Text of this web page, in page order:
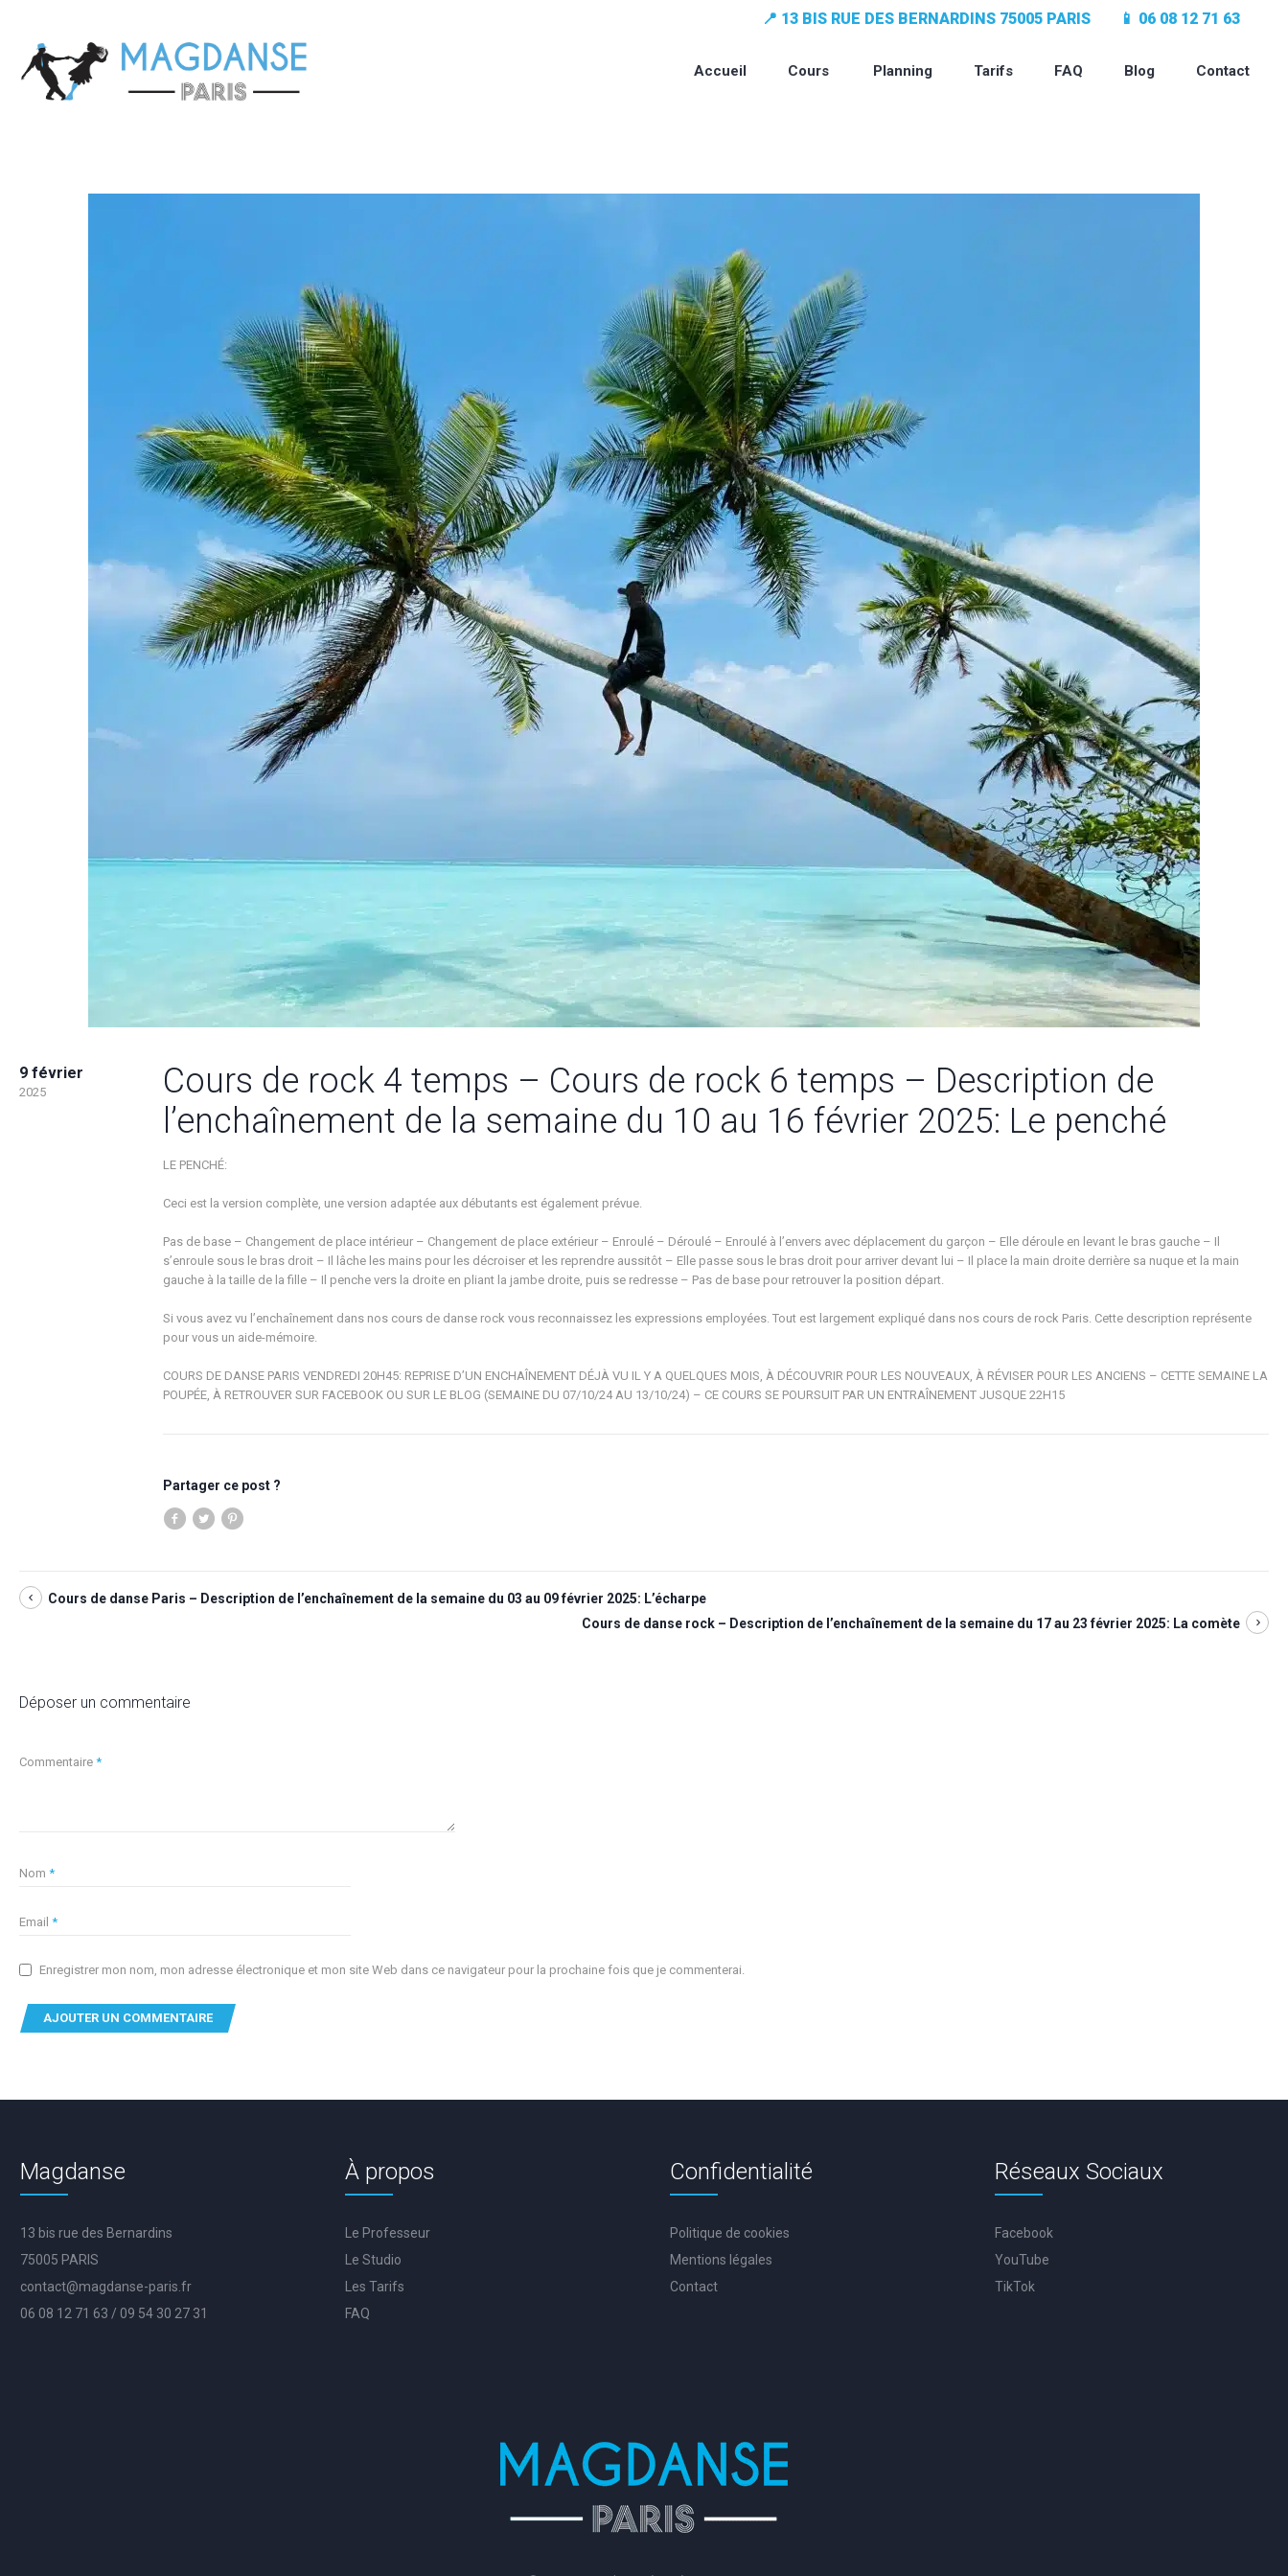
📍 13 BIS RUE DES BERNARDINS 75005 PARIS 📱 06 08 12 71 63
Accueil Cours Planning Tarifs FAQ Blog Contact
9 février
2025
Cours de rock 4 temps – Cours de rock 6 temps – Description de
l’enchaînement de la semaine du 10 au 16 février 2025: Le penché
LE PENCHÉ:
Ceci est la version complète, une version adaptée aux débutants est également prévue.
Pas de base – Changement de place intérieur – Changement de place extérieur – Enroulé – Déroulé – Enroulé à l’envers avec déplacement du garçon – Elle déroule en levant le bras gauche – Il
s’enroule sous le bras droit – Il lâche les mains pour les décroiser et les reprendre aussitôt – Elle passe sous le bras droit pour arriver devant lui – Il place la main droite derrière sa nuque et la main
gauche à la taille de la fille – Il penche vers la droite en pliant la jambe droite, puis se redresse – Pas de base pour retrouver la position départ.
Si vous avez vu l’enchaînement dans nos cours de danse rock vous reconnaissez les expressions employées. Tout est largement expliqué dans nos cours de rock Paris. Cette description représente
pour vous un aide-mémoire.
COURS DE DANSE PARIS VENDREDI 20H45: REPRISE D’UN ENCHAÎNEMENT DÉJÀ VU IL Y A QUELQUES MOIS, À DÉCOUVRIR POUR LES NOUVEAUX, À RÉVISER POUR LES ANCIENS – CETTE SEMAINE LA
POUPÉE, À RETROUVER SUR FACEBOOK OU SUR LE BLOG (SEMAINE DU 07/10/24 AU 13/10/24) – CE COURS SE POURSUIT PAR UN ENTRAÎNEMENT JUSQUE 22H15
Partager ce post ?
Cours de danse Paris – Description de l’enchaînement de la semaine du 03 au 09 février 2025: L’écharpe
Cours de danse rock – Description de l’enchaînement de la semaine du 17 au 23 février 2025: La comète
Déposer un commentaire
Commentaire *
Nom *
Email *
Enregistrer mon nom, mon adresse électronique et mon site Web dans ce navigateur pour la prochaine fois que je commenterai.
Magdanse
13 bis rue des Bernardins
75005 PARIS
contact@magdanse-paris.fr
06 08 12 71 63 / 09 54 30 27 31
À propos
Le Professeur
Le Studio
Les Tarifs
FAQ
Confidentialité
Politique de cookies
Mentions légales
Contact
Réseaux Sociaux
Facebook
YouTube
TikTok